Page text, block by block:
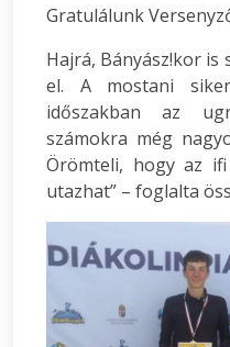
Gratulálunk
Hajrá, Bányász!kor
el. A mostani
időszakban az
számokra még
Örömteli, hogy az
utazhat” – foglalta